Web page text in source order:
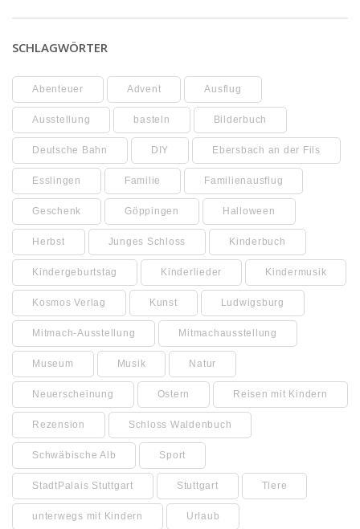
SCHLAGWÖRTER
Abenteuer Advent Ausflug
Ausstellung basteln Bilderbuch
Deutsche Bahn DIY Ebersbach an der Fils
Esslingen Familie Familienausflug
Geschenk Göppingen Halloween
Herbst Junges Schloss Kinderbuch
Kindergeburtstag Kinderlieder Kindermusik
Kosmos Verlag Kunst Ludwigsburg
Mitmach-Ausstellung Mitmachausstellung
Museum Musik Natur
Neuerscheinung Ostern Reisen mit Kindern
Rezension Schloss Waldenbuch
Schwäbische Alb Sport
StadtPalais Stuttgart Stuttgart Tiere
unterwegs mit Kindern Urlaub